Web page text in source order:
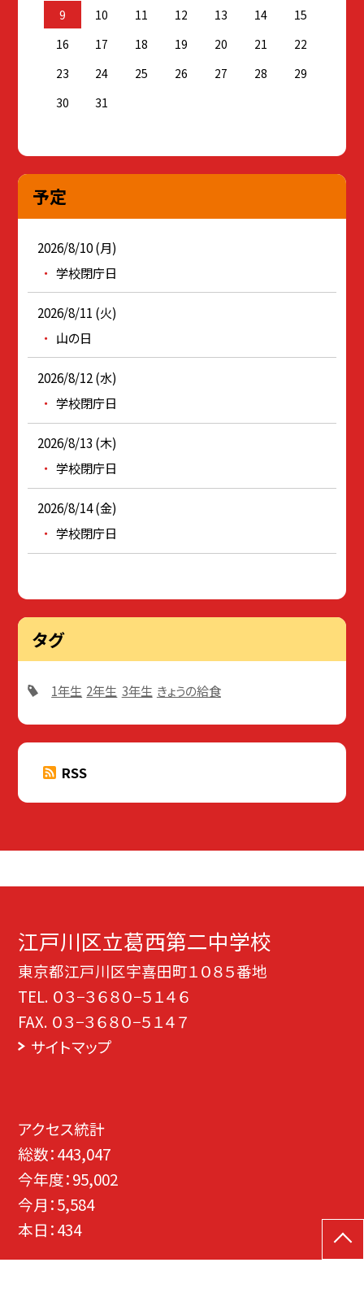
9
10 11 12 13 14
15
16
17 18 19 20 21
22
23
24 25 26 27 28
29
30
31
予定
2026/8/10 (月)
学校閉庁日
2026/8/11 (火)
山の日
2026/8/12 (水)
学校閉庁日
2026/8/13 (木)
学校閉庁日
2026/8/14 (金)
学校閉庁日
タグ
1年生 2年生 3年生 きょうの給食
RSS
江戸川区立葛西第二中学校
東京都江戸川区宇喜田町１０８５番地
TEL. ０３−３６８０−５１４６
FAX. ０３−３６８０−５１４７
サイトマップ
アクセス統計
総数：443,047
今年度：95,002
今月：5,584
本日：434